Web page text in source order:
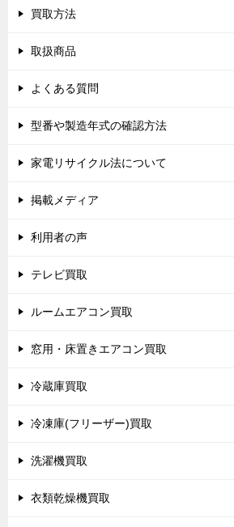
買取方法
取扱商品
よくある質問
型番や製造年式の確認方法
家電リサイクル法について
掲載メディア
利用者の声
テレビ買取
ルームエアコン買取
窓用・床置きエアコン買取
冷蔵庫買取
冷凍庫(フリーザー)買取
洗濯機買取
衣類乾燥機買取